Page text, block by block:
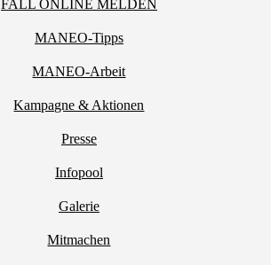
FALL ONLINE MELDEN
MANEO-Tipps
MANEO-Arbeit
Kampagne & Aktionen
Presse
Infopool
Galerie
Mitmachen